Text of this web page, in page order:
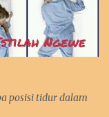
posisi tidur dalam